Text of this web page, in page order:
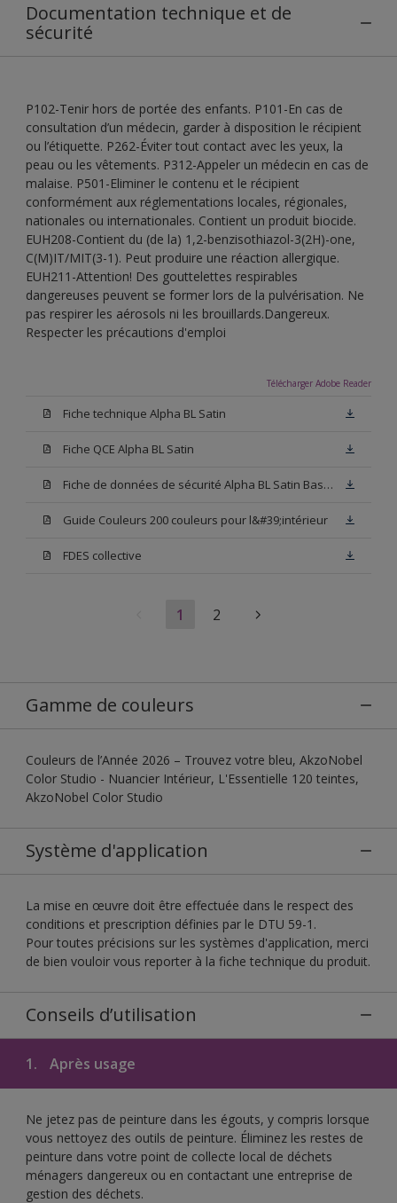
Documentation technique et de
sécurité
P102-Tenir hors de portée des enfants. P101-En cas de
consultation d’un médecin, garder à disposition le récipient
ou l’étiquette. P262-Éviter tout contact avec les yeux, la
peau ou les vêtements. P312-Appeler un médecin en cas de
malaise. P501-Eliminer le contenu et le récipient
conformément aux réglementations locales, régionales,
nationales ou internationales. Contient un produit biocide.
EUH208-Contient du (de la) 1,2-benzisothiazol-3(2H)-one,
C(M)IT/MIT(3-1). Peut produire une réaction allergique.
EUH211-Attention! Des gouttelettes respirables
dangereuses peuvent se former lors de la pulvérisation. Ne
pas respirer les aérosols ni les brouillards.Dangereux.
Respecter les précautions d'emploi
Télécharger Adobe Reader
Fiche technique Alpha BL Satin
Fiche QCE Alpha BL Satin
Fiche de données de sécurité Alpha BL Satin Base W05
Guide Couleurs 200 couleurs pour l&#39;intérieur
FDES collective
1 2
Gamme de couleurs
Couleurs de l’Année 2026 – Trouvez votre bleu, AkzoNobel
Color Studio - Nuancier Intérieur, L'Essentielle 120 teintes,
AkzoNobel Color Studio
Système d'application
La mise en œuvre doit être effectuée dans le respect des
conditions et prescription définies par le DTU 59-1.
Pour toutes précisions sur les systèmes d'application, merci
de bien vouloir vous reporter à la fiche technique du produit.
Conseils d’utilisation
1. Après usage
Ne jetez pas de peinture dans les égouts, y compris lorsque
vous nettoyez des outils de peinture. Éliminez les restes de
peinture dans votre point de collecte local de déchets
ménagers dangereux ou en contactant une entreprise de
gestion des déchets.